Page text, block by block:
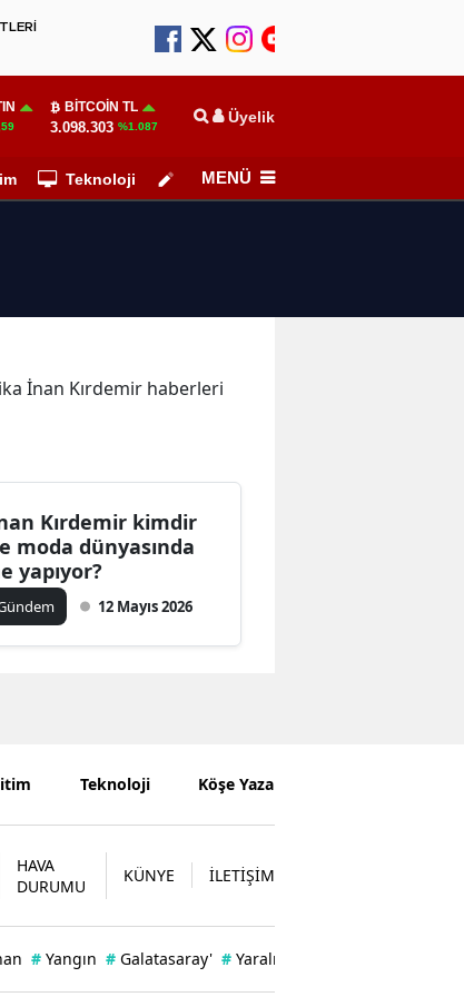
BITCOIN TL
3.098.303 %1.087 Üyelik
Teknoloji Köşe Yazarları
MENÜ
İnan Kırdemir haberleri
Kırdemir kimdir
moda dünyasında
yapıyor?
12 Mayıs 2026
Teknoloji Köşe Yazarları
HAVA
DURUMU
KÜNYE İLETİŞİM
# Yangın # Galatasaray' # Yaralı